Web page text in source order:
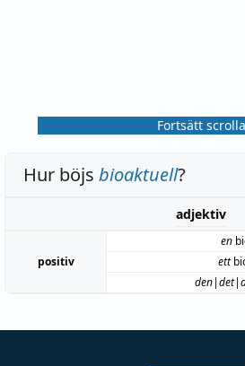
Fortsätt scrolla
Hur böjs bioaktuell?
adjektiv
positiv
en
ett